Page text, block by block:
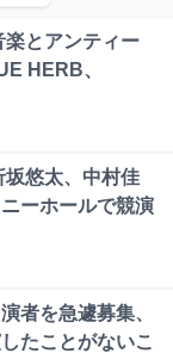
とアンティー
HERB、
悠太、中村佳
ーホールで競演
者を急遽募集、
たことがないこ